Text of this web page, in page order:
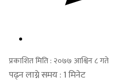
प्रकाशित मिति : २०७७ आश्विन ८ गते
पढ्न लाग्ने समय : 1 मिनेट